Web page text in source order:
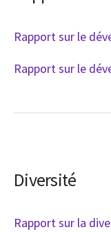
Rapport sur le
Rapport sur le
Diversité
Rapport sur la